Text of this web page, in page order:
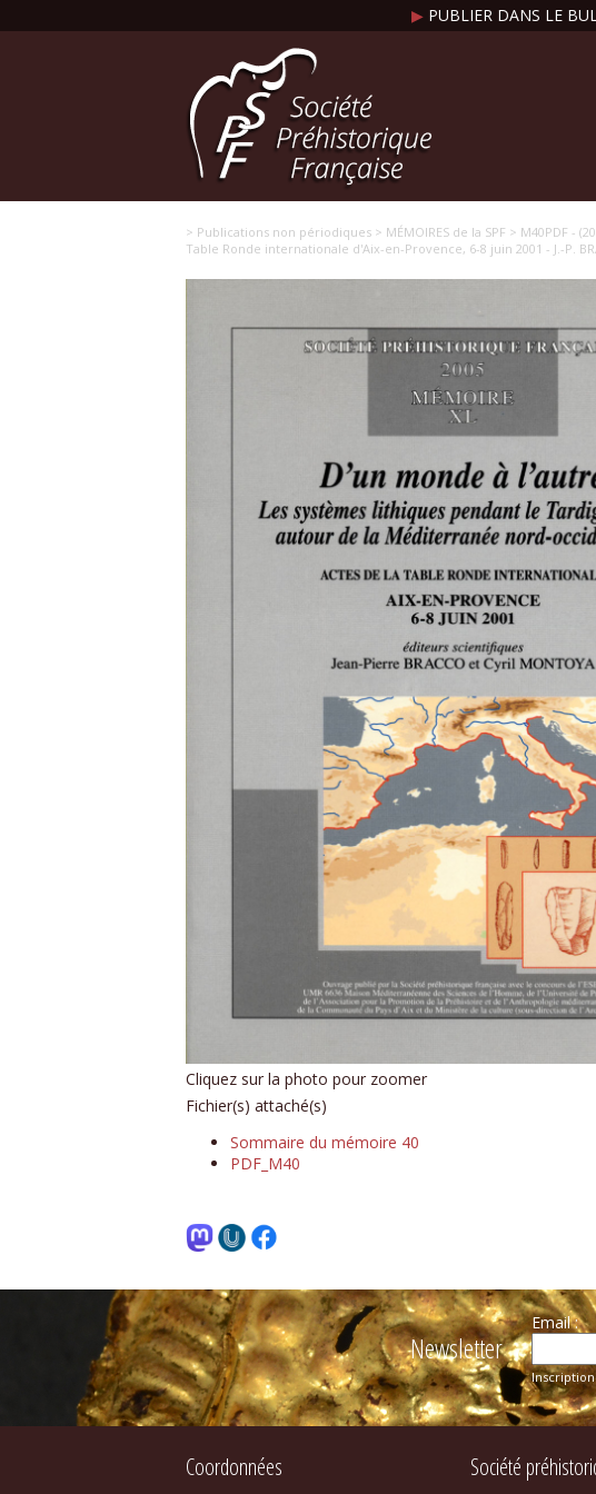
▶ PUBLIER DANS LE
> Publications non périodiques > MÉMOIRES de la SPF > M40PDF -
Table Ronde internationale d'Aix-en-Provence, 6-8 juin 2001 - J.-P.
Cliquez sur la photo pour zoomer
Fichier(s) attaché(s)
Sommaire du mémoire 40
PDF_M40
Newsletter
Email :
Inscription
Coordonnées Société